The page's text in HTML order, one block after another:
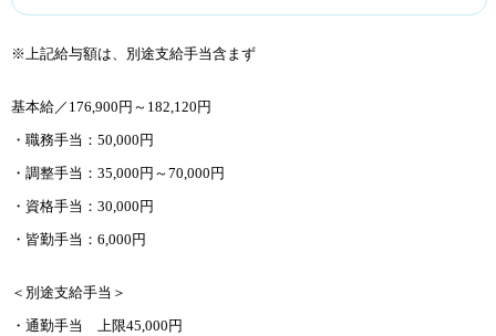
※上記給与額は、別途支給手当含まず
基本給／176,900円～182,120円
・職務手当：50,000円
・調整手当：35,000円～70,000円
・資格手当：30,000円
・皆勤手当：6,000円
＜別途支給手当＞
・通勤手当 上限45,000円